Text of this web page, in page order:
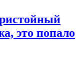
это попало